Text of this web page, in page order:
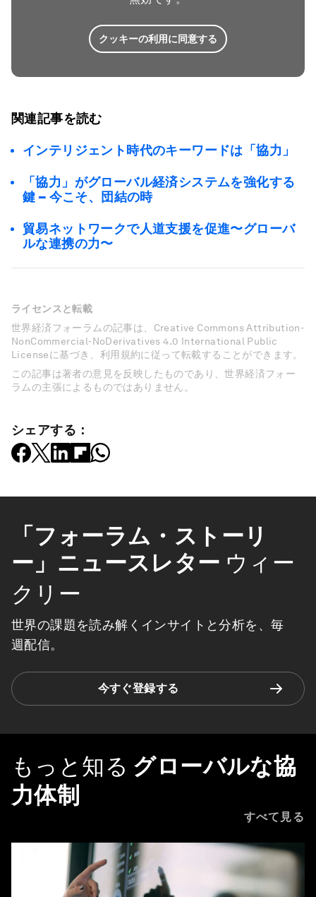
クッキーの利用に同意する
関連記事を読む
インテリジェント時代のキーワードは「協力」
「協力」がグローバル経済システムを強化する
鍵 – 今こそ、団結の時
貿易ネットワークで人道支援を促進〜グローバ
ルな連携の力〜
ライセンスと転載
世界経済フォーラムの記事は、Creative Commons Attribution-
NonCommercial-NoDerivatives 4.0 International Public
Licenseに基づき、利用規約に従って転載することができます。
この記事は著者の意見を反映したものであり、世界経済フォー
ラムの主張によるものではありません。
シェアする：
「フォーラム・ストーリ
ー」ニュースレター ウィー
クリー
世界の課題を読み解くインサイトと分析を、毎
週配信。
今すぐ登録する
もっと知る グローバルな協
力体制
すべて見る